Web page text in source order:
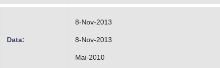
Data:
8-Nov-2013
8-Nov-2013
Mai-2010